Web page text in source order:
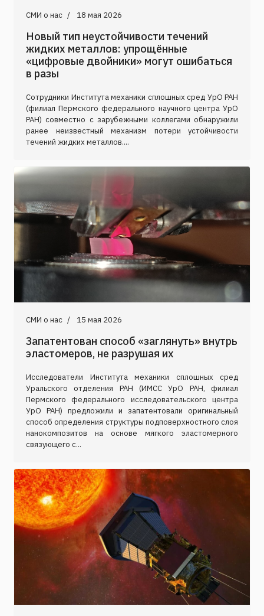
СМИ о нас 18 мая 2026
Новый тип неустойчивости течений
жидких металлов: упрощённые
«цифровые двойники» могут ошибаться
в разы
Сотрудники Института механики сплошных сред УрО РАН
(филиал Пермского федерального научного центра УрО
РАН) совместно с зарубежными коллегами обнаружили
ранее неизвестный механизм потери устойчивости
течений жидких металлов....
СМИ о нас 15 мая 2026
Запатентован способ «заглянуть» внутрь
эластомеров, не разрушая их
Исследователи Института механики сплошных сред
Уральского отделения РАН (ИМСС УрО РАН, филиал
Пермского федерального исследовательского центра
УрО РАН) предложили и запатентовали оригинальный
способ определения структуры подповерхностного слоя
нанокомпозитов на основе мягкого эластомерного
связующего с...